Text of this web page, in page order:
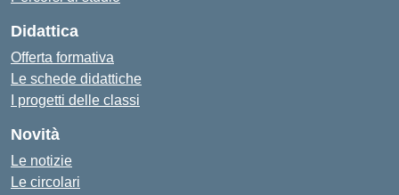
Didattica
Offerta formativa
Le schede didattiche
I progetti delle classi
Novità
Le notizie
Le circolari